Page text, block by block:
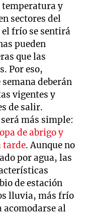
temperatura y
sectores del
frío se sentirá
pueden
que las
Por eso,
deberán
vigentes y
de salir.
más simple:
de abrigo y
tarde. Aunque no
por agua, las
de estación
lluvia, más frío
acomodarse al